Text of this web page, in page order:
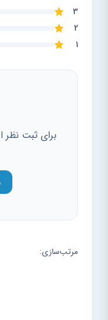
3
2
1
برای ثبت نظر
مرتب‌سازی: